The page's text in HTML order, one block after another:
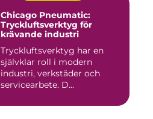
Chicago Pneumatic:
Tryckluftsverktyg för
krävande industri
Tryckluftsverktyg har en
självklar roll i modern
industri, verkstäder och
servicearbete. D...